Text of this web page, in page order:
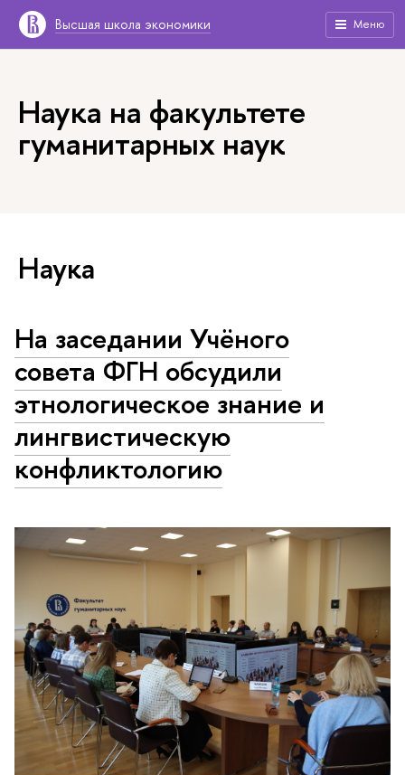
Высшая школа экономики Меню
Наука на факультете
гуманитарных наук
Наука
На заседании Учёного
совета ФГН обсудили
этнологическое знание и
лингвистическую
конфликтологию